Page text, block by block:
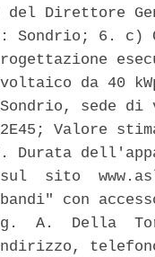
del Direttore
Sondrio; 6.
da 40
sede di
Valore
Durata
sito
con
A.  Della